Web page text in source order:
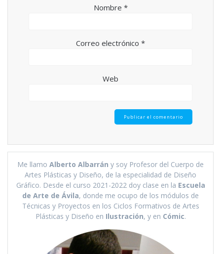
Nombre *
Correo electrónico *
Web
Me llamo Alberto Albarrán y soy Profesor del Cuerpo de
Artes Plásticas y Diseño, de la especialidad de Diseño
Gráfico. Desde el curso 2021-2022 doy clase en la Escuela
de Arte de Ávila, donde me ocupo de los módulos de
Técnicas y Proyectos en los Ciclos Formativos de Artes
Plásticas y Diseño en Ilustración, y en Cómic.